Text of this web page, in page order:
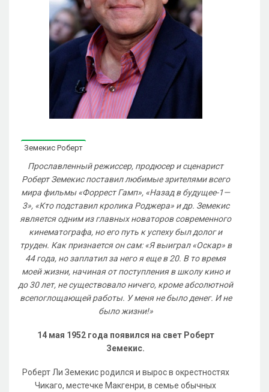
Земекис Роберт
Прославленный режиссер, продюсер и сценарист
Роберт Земекис поставил любимые зрителями всего
мира фильмы «Форрест Гамп», «Назад в будущее-1—
3», «Кто подставил кролика Роджера» и др. Земекис
является одним из главных новаторов современного
кинематографа, но его путь к успеху был долог и
труден. Как признается он сам: «Я выиграл «Оcкар» в
44 года, но заплатил за него я еще в 20. В то время
моей жизни, начиная от поступления в школу кино и
до 30 лет, не существовало ничего, кроме абсолютной
всепоглощающей работы. У меня не было денег. И не
было жизни!»
14 мая 1952 года появился на свет Роберт
Земекис.
Роберт Ли Земекис родился и вырос в окрестностях
Чикаго, местечке Макгенри, в семье обычных